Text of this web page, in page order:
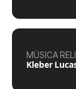
MÚSICA
Kleber